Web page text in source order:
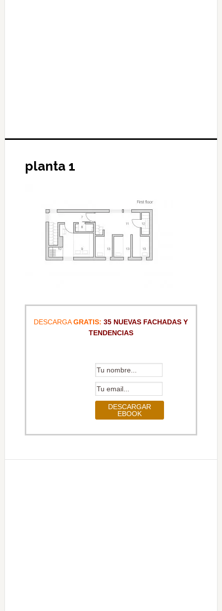
planta 1
DESCARGAGRATIS: 35 NUEVAS FACHADAS Y
TENDENCIAS